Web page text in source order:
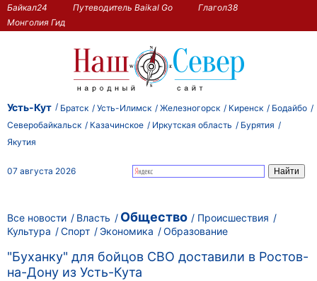
Байкал24 Путеводитель Baikal Go
Глагол38
Монголия Гид
Усть-Кут Братск Усть-Илимск Железногорск Киренск
Бодайбо
Северобайкальск
Казачинское Иркутская область
Бурятия
Якутия
07 августа 2026
Все новости Власть Общество
Происшествия
Культура
Спорт Экономика Образование
"Буханку" для бойцов СВО доставили в Ростов-
на-Дону из Усть-Кута